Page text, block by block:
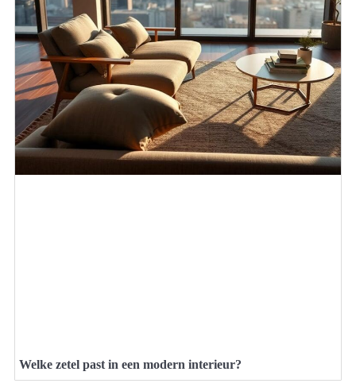
Welke zetel past in een modern interieur?